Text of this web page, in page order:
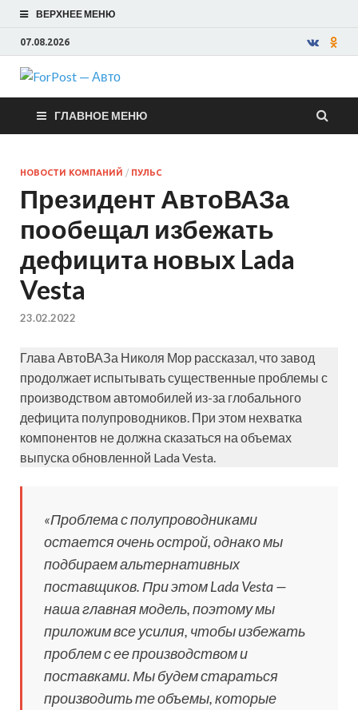
ВЕРХНЕЕ МЕНЮ
07.08.2026
ForPost —
Авто
ГЛАВНОЕ МЕНЮ
НОВОСТИ КОМПАНИЙ / ПУЛЬС
Президент АвтоВАЗа
пообещал избежать
дефицита новых Lada
Vesta
23.02.2022
Глава АвтоВАЗа Николя Мор рассказал, что завод
продолжает испытывать существенные проблемы с
производством автомобилей из-за глобального
дефицита полупроводников. При этом нехватка
компонентов не должна сказаться на объемах
выпуска обновленной Lada Vesta.
«Проблема с полупроводниками
остается очень острой, однако мы
подбираем альтернативных
поставщиков. При этом Lada Vesta —
наша главная модель, поэтому мы
приложим все усилия, чтобы избежать
проблем с ее производством и
поставками. Мы будем стараться
производить те объемы, которые